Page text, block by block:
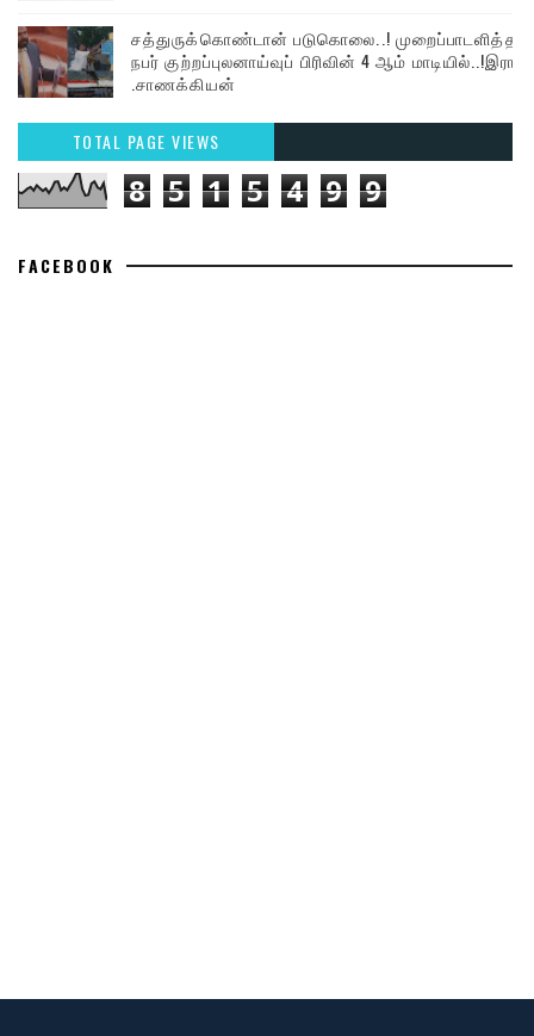
சத்துருக்கொண்டான் படுகொலை..! முறைப்பாடளித்த
நபர் குற்றப்புலனாய்வுப் பிரிவின் 4 ஆம் மாடியில்..!இரா
.சாணக்கியன்
TOTAL PAGE VIEWS
8 5 1 5 4 9 9
FACEBOOK